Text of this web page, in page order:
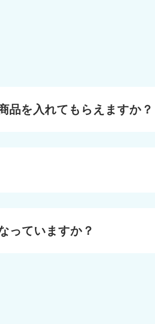
品を入れてもらえますか？
っていますか？